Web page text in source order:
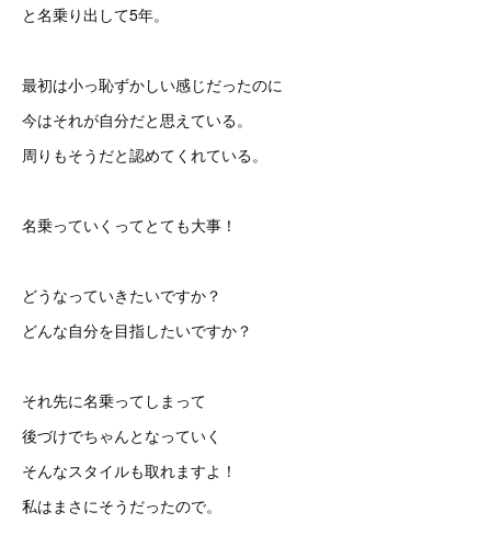
と名乗り出して5年。
最初は小っ恥ずかしい感じだったのに
今はそれが自分だと思えている。
周りもそうだと認めてくれている。
名乗っていくってとても大事！
どうなっていきたいですか？
どんな自分を目指したいですか？
それ先に名乗ってしまって
後づけでちゃんとなっていく
そんなスタイルも取れますよ！
私はまさにそうだったので。